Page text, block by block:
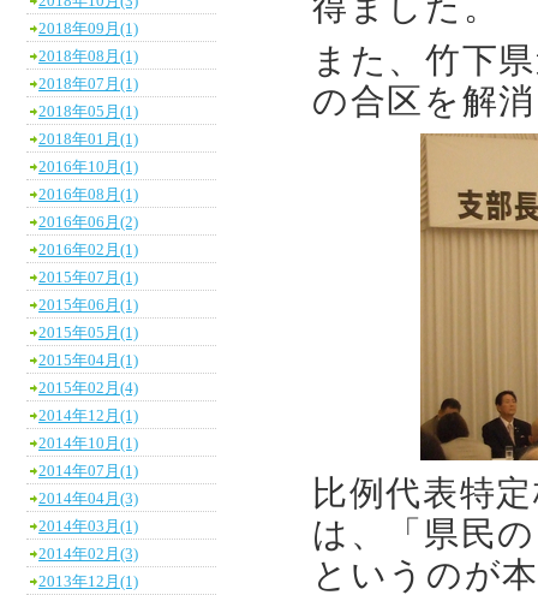
また、竹下
の合区を解
比例代表特
は、「県民
というのが
2018年09月(1)
2018年08月(1)
2018年07月(1)
2018年05月(1)
2018年01月(1)
2016年10月(1)
2016年08月(1)
2016年06月(2)
2016年02月(1)
2015年07月(1)
2015年06月(1)
2015年05月(1)
2015年04月(1)
2015年02月(4)
2014年12月(1)
2014年10月(1)
2014年07月(1)
2014年04月(3)
2014年03月(1)
2014年02月(3)
2013年12月(1)